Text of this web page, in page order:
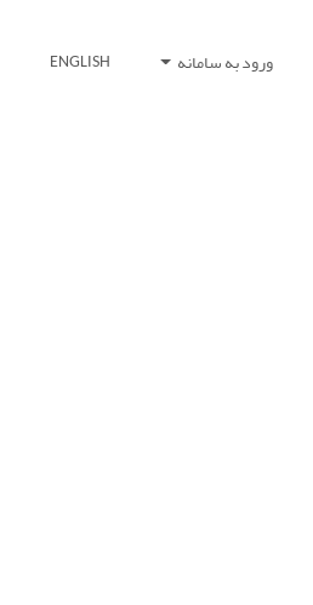
ورود به سامانه ENGLISH